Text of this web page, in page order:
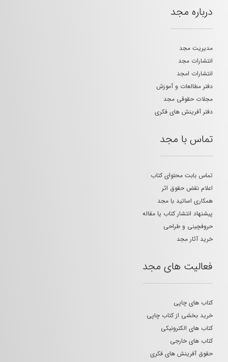
درباره مجد
مدیریت مجد
انتشارات مجد
انتشارات امجد
دفتر مطالعات و آموزش
مجلات حقوقی مجد
دفتر آفرینش های فکری
تماس با مجد
تماس بابت محتوای کتاب
اعلام نقض حقوق اثر
همکاری اساتید با مجد
پیشنهاد انتشار کتاب یا مقاله
حروفچینی و طراحی
خرید آثار مجد
فعالیت های مجد
کتاب های چاپی
خرید بخشی از کتاب چاپی
کتاب های الکترونیکی
کتاب های خارجی
حقوق آفرینش های فکری